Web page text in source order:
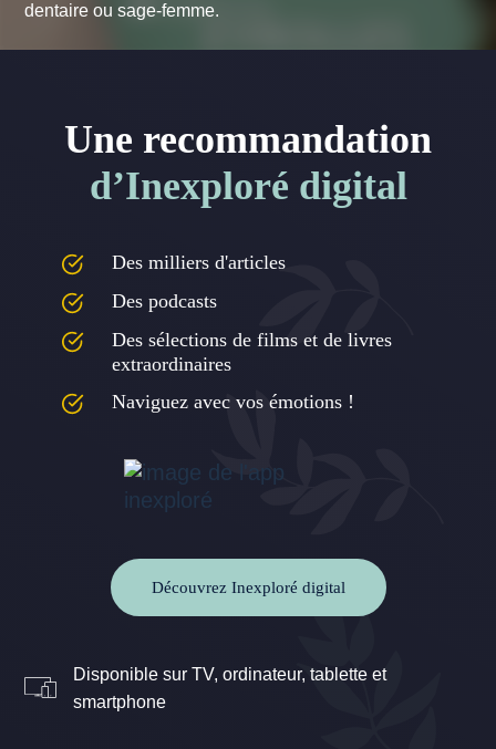
dentaire ou sage-femme.
Une recommandation
d’Inexploré digital
Des milliers d'articles
Des podcasts
Des sélections de films et de livres
extraordinaires
Naviguez avec vos émotions !
Découvrez Inexploré digital
Disponible sur TV, ordinateur, tablette et
smartphone